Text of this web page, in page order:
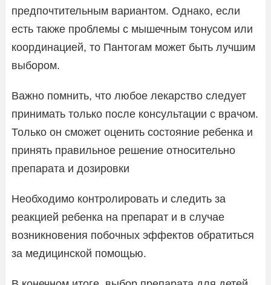
предпочтительным вариантом. Однако, если
есть также проблемы с мышечным тонусом или
координацией, то Пантогам может быть лучшим
выбором.
Важно помнить, что любое лекарство следует
принимать только после консультации с врачом.
Только он сможет оценить состояние ребенка и
принять правильное решение относительно
препарата и дозировки
Необходимо контролировать и следить за
реакцией ребенка на препарат и в случае
возникновения побочных эффектов обратиться
за медицинской помощью.